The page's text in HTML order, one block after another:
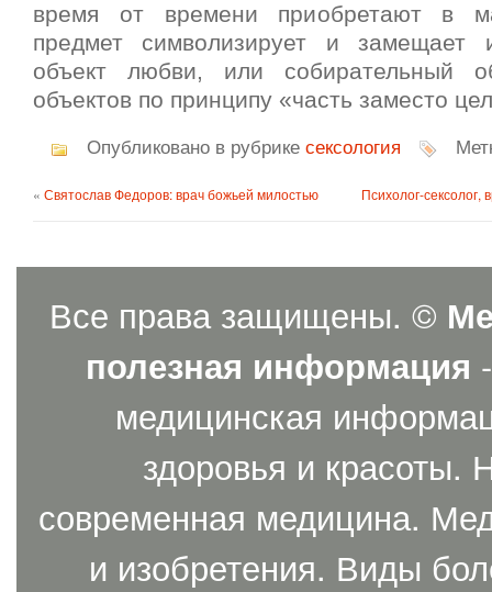
время от времени приобретают в
предмет символизирует и замещает
объект любви, или собирательный
объектов по принципу «часть заместо
Опубликовано в рубрике сексология
« Святослав Федоров: врач божьей милостью Психолог-сексолог,
Все права защищены. ©
полезная информация
медицинская
здоровья и красоты.
современная медицина.
и изобретения. Виды